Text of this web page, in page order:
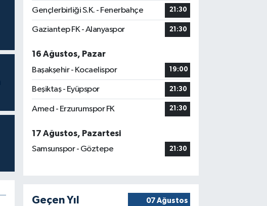
Gençlerbirliği S.K. - Fenerbahçe 21:30
Gaziantep FK - Alanyaspor 21:30
16 Ağustos, Pazar
Başakşehir - Kocaelispor
19:00
Beşiktaş - Eyüpspor 21:30
Amed - Erzurumspor FK 21:30
17 Ağustos, Pazartesi
Samsunspor - Göztepe
21:30
Geçen Yıl
07 Ağustos